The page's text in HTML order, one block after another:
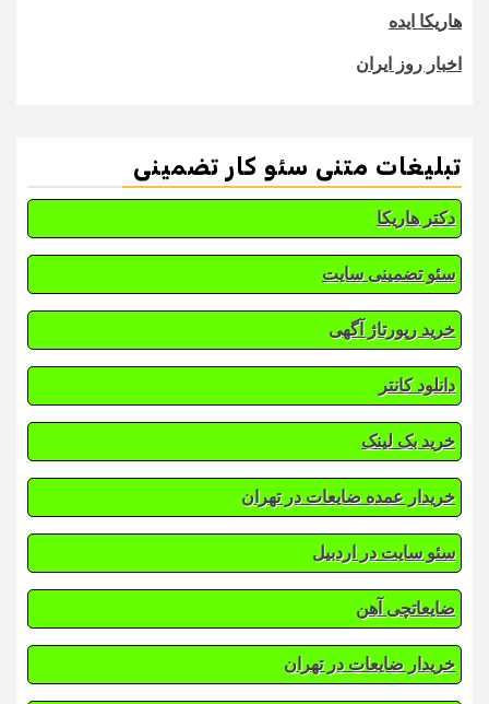
هاریکا ایده
اخبار روز ایران
تبلیغات متنی سئو کار تضمینی
دکتر هاریکا
سئو تضمینی سایت
خرید رپورتاژ آگهی
دانلود کانتر
خرید بک لینک
خریدار عمده ضایعات در تهران
سئو سایت در اردبیل
ضایعاتچی آهن
خریدار ضایعات در تهران